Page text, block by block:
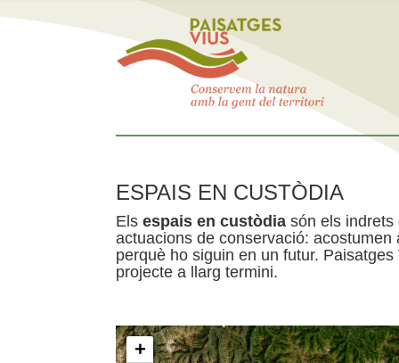
ESPAIS EN CUSTÒDIA
Els espais en custòdia són els indrets
actuacions de conservació:
perquè ho siguin en un futur.
projecte a llarg termini.
+